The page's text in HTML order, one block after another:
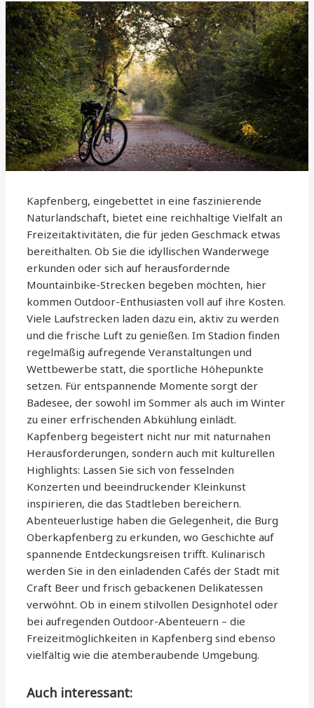
Kapfenberg, eingebettet in eine faszinierende
Naturlandschaft, bietet eine reichhaltige Vielfalt an
Freizeitaktivitäten, die für jeden Geschmack etwas
bereithalten. Ob Sie die idyllischen Wanderwege
erkunden oder sich auf herausfordernde
Mountainbike-Strecken begeben möchten, hier
kommen Outdoor-Enthusiasten voll auf ihre Kosten.
Viele Laufstrecken laden dazu ein, aktiv zu werden
und die frische Luft zu genießen. Im Stadion finden
regelmäßig aufregende Veranstaltungen und
Wettbewerbe statt, die sportliche Höhepunkte
setzen. Für entspannende Momente sorgt der
Badesee, der sowohl im Sommer als auch im Winter
zu einer erfrischenden Abkühlung einlädt.
Kapfenberg begeistert nicht nur mit naturnahen
Herausforderungen, sondern auch mit kulturellen
Highlights: Lassen Sie sich von fesselnden
Konzerten und beeindruckender Kleinkunst
inspirieren, die das Stadtleben bereichern.
Abenteuerlustige haben die Gelegenheit, die Burg
Oberkapfenberg zu erkunden, wo Geschichte auf
spannende Entdeckungsreisen trifft. Kulinarisch
werden Sie in den einladenden Cafés der Stadt mit
Craft Beer und frisch gebackenen Delikatessen
verwöhnt. Ob in einem stilvollen Designhotel oder
bei aufregenden Outdoor-Abenteuern – die
Freizeitmöglichkeiten in Kapfenberg sind ebenso
vielfältig wie die atemberaubende Umgebung.
Auch interessant: